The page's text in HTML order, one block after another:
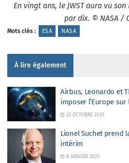
En vingt ans, le JWST aura vu
par dix. © NASA /
Mots clés : ESA NASA
À lire également
Airbus, Leonardo et
imposer l’Europe sur
23 OCTOBRE 2025
Lionel Suchet prend
intérim
8 JANVIER 2025